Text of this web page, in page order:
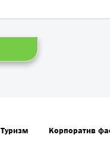
Туризм Корпоратив